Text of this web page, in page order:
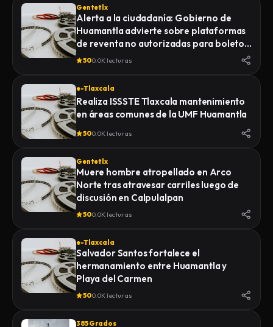
Gentetlx
Alerta a la ciudadanía: Gobierno de
Huamantla advierte sobre plataformas
de reventa no autorizadas para boletos
de la Feria 2026
500.0K lecturas
e-Tlaxcala
Realiza ISSSTE Tlaxcala mantenimiento
en áreas comunes de la UMF Huamantla
500.0K lecturas
Gentetlx
Muere hombre atropellado en Arco
Norte tras atravesar carriles luego de
discusión en Calpulalpan
500.0K lecturas
e-Tlaxcala
Salvador Santos fortalece el
hermanamiento entre Huamantla y
Playa del Carmen
500.0K lecturas
385 Grados